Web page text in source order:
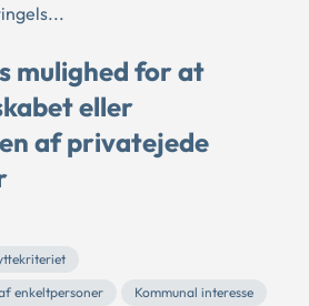
mulighed for at
eller
af privatejede
enkeltpersoner
Kommunal interesse